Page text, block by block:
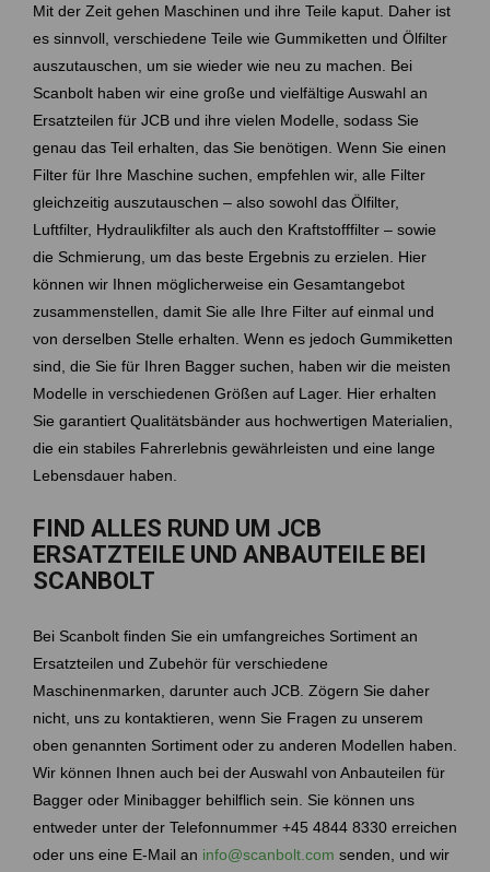
Mit der Zeit gehen Maschinen und ihre Teile kaput. Daher ist
es sinnvoll, verschiedene Teile wie Gummiketten und Ölfilter
auszutauschen, um sie wieder wie neu zu machen. Bei
Scanbolt haben wir eine große und vielfältige Auswahl an
Ersatzteilen für JCB und ihre vielen Modelle, sodass Sie
genau das Teil erhalten, das Sie benötigen. Wenn Sie einen
Filter für Ihre Maschine suchen, empfehlen wir, alle Filter
gleichzeitig auszutauschen – also sowohl das Ölfilter,
Luftfilter, Hydraulikfilter als auch den Kraftstofffilter – sowie
die Schmierung, um das beste Ergebnis zu erzielen. Hier
können wir Ihnen möglicherweise ein Gesamtangebot
zusammenstellen, damit Sie alle Ihre Filter auf einmal und
von derselben Stelle erhalten. Wenn es jedoch Gummiketten
sind, die Sie für Ihren Bagger suchen, haben wir die meisten
Modelle in verschiedenen Größen auf Lager. Hier erhalten
Sie garantiert Qualitätsbänder aus hochwertigen Materialien,
die ein stabiles Fahrerlebnis gewährleisten und eine lange
Lebensdauer haben.
FIND ALLES RUND UM JCB
ERSATZTEILE UND ANBAUTEILE BEI
SCANBOLT
Bei Scanbolt finden Sie ein umfangreiches Sortiment an
Ersatzteilen und Zubehör für verschiedene
Maschinenmarken, darunter auch JCB. Zögern Sie daher
nicht, uns zu kontaktieren, wenn Sie Fragen zu unserem
oben genannten Sortiment oder zu anderen Modellen haben.
Wir können Ihnen auch bei der Auswahl von Anbauteilen für
Bagger oder Minibagger behilflich sein. Sie können uns
entweder unter der Telefonnummer +45 4844 8330 erreichen
oder uns eine E-Mail an info@scanbolt.com senden, und wir